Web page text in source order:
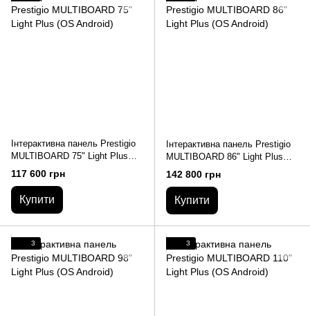
Інтерактивна панель Prestigio
MULTIBOARD 75" Light Plus
(OS Android)
117 600 грн
Купити
Інтерактивна панель Prestigio
MULTIBOARD 86" Light Plus
(OS Android)
142 800 грн
Купити
3 3